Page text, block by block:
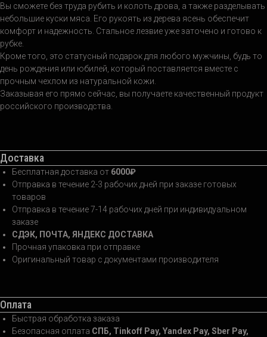
Вы сможете без труда рубить и колоть дрова, а также разделывать
небольшие куски мяса. Его рукоять из дерева ясень обеспечит
комфорт и надежность. Стальное лезвие уже заточено и готово к
рубке.
Кроме того, это статусный подарок для любого мужчины, будь то
день рождения или юбилей, который поставляется вместе с
прочным чехлом из натуральной кожи.
Заказывая его прямо сейчас, вы получаете качественный продукт
российского производства.
Доставка
Бесплатная доставка от 6000₽
Отправка в течение 2-3 рабочих дней при заказе готовых
товаров
Отправка в течение 7-14 рабочих дней при индивидуальном
заказе
СДЭК, ПОЧТА, ЯНДЕКС ДОСТАВКА
Прочная упаковка при отправке
Оригинальный товар с документами производителя
Оплата
Быстрая обработка заказа
Безопасная оплата СПБ, Tinkoff Pay, Yandex Pay, Sber Pay,